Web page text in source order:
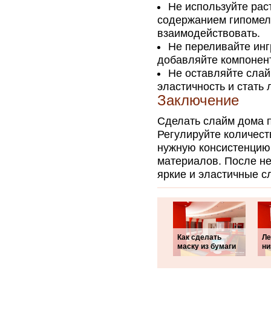
Не используйте
содержанием
взаимодействовать.
Не переливайте
добавляйте
Не оставляйте
эластичность и стать
Заключение
Сделать слайм дома
Регулируйте
нужную
материалов. После
яркие и эластичные
Как сделать
маску из бумаги